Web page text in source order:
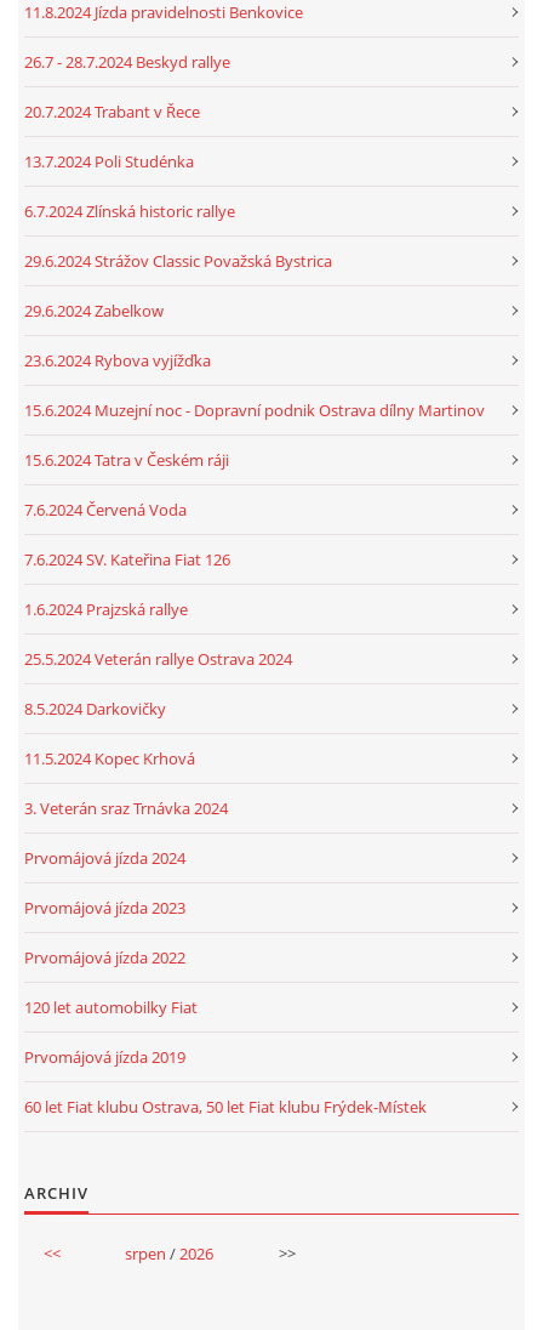
11.8.2024 Jízda pravidelnosti Benkovice
26.7 - 28.7.2024 Beskyd rallye
20.7.2024 Trabant v Řece
13.7.2024 Poli Studénka
6.7.2024 Zlínská historic rallye
29.6.2024 Strážov Classic Považská Bystrica
29.6.2024 Zabelkow
23.6.2024 Rybova vyjížďka
15.6.2024 Muzejní noc - Dopravní podnik Ostrava dílny Martinov
15.6.2024 Tatra v Českém ráji
7.6.2024 Červená Voda
7.6.2024 SV. Kateřina Fiat 126
1.6.2024 Prajzská rallye
25.5.2024 Veterán rallye Ostrava 2024
8.5.2024 Darkovičky
11.5.2024 Kopec Krhová
3. Veterán sraz Trnávka 2024
Prvomájová jízda 2024
Prvomájová jízda 2023
Prvomájová jízda 2022
120 let automobilky Fiat
Prvomájová jízda 2019
60 let Fiat klubu Ostrava, 50 let Fiat klubu Frýdek-Místek
ARCHIV
<< srpen / 2026 >>